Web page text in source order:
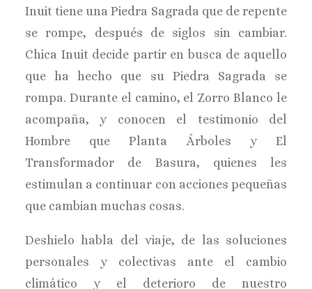
Inuit tiene una Piedra Sagrada que de repente
se rompe, después de siglos sin cambiar.
Chica Inuit decide partir en busca de aquello
que ha hecho que su Piedra Sagrada se
rompa. Durante el camino, el Zorro Blanco le
acompaña, y conocen el testimonio del
Hombre que Planta Árboles y El
Transformador de Basura, quienes les
estimulan a continuar con acciones pequeñas
que cambian muchas cosas.
Deshielo habla del viaje, de las soluciones
personales y colectivas ante el cambio
climático y el deterioro de nuestro